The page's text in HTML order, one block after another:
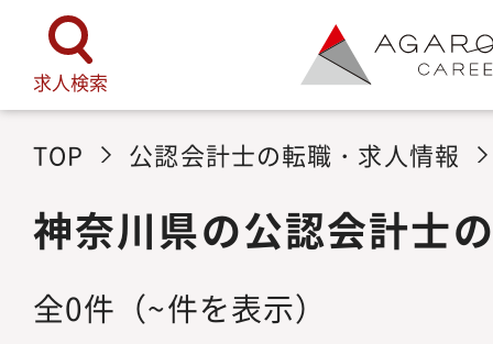
求人検索
TOP 公認会計士の転職・求人情報
神奈川県の公認会計士
全0件 （~件を表示）